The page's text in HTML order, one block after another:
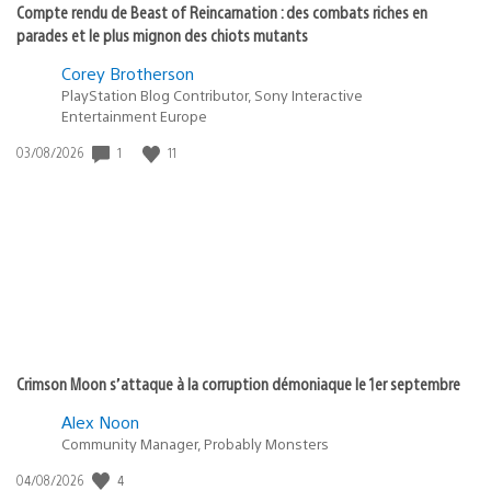
Compte rendu de Beast of Reincarnation : des combats riches en
parades et le plus mignon des chiots mutants
Corey Brotherson
PlayStation Blog Contributor, Sony Interactive
Entertainment Europe
Date
03/08/2026 1 11
Crimson Moon s’attaque à la corruption démoniaque le 1er septembre
Alex Noon
Community Manager, Probably Monsters
Date
04/08/2026 4